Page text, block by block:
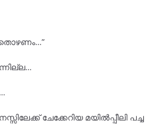
ചേക്കേറിയ മയിൽപ്പീലി പച്ച